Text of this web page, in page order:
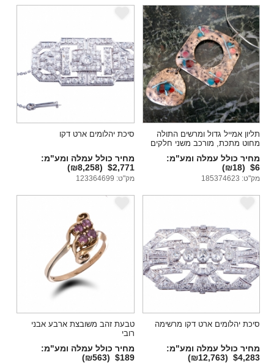
e
תליון אמייל גדול ומרשים התולה
מחוט מתכת, מורכב משני חלקים
מחיר כולל עמלה ומע"מ:
$6
(₪18)
מק"ט: 185374623
סיכת יהלומים ארט דקו
מחיר כולל עמלה ומע"מ:
$2,771
(₪8,258)
מק"ט: 123364699
סיכת יהלומים ארט דקו מרשימה
מחיר כולל עמלה ומע"מ:
$4,283
(₪12,763)
טבעת זהב משובצת ארבע אבני
רובי
מחיר כולל עמלה ומע"מ:
$189
(₪563)